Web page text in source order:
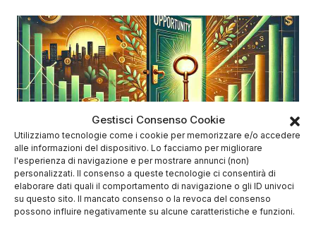
Gestisci Consenso Cookie
Utilizziamo tecnologie come i cookie per memorizzare e/o accedere
alle informazioni del dispositivo. Lo facciamo per migliorare
l'esperienza di navigazione e per mostrare annunci (non)
personalizzati. Il consenso a queste tecnologie ci consentirà di
elaborare dati quali il comportamento di navigazione o gli ID univoci
su questo sito. Il mancato consenso o la revoca del consenso
possono influire negativamente su alcune caratteristiche e funzioni.
Calendario trimestrali Borsa Italiana
Calendario trimestrali Borsa Italiana: conti in
uscita aprile-maggio 2026